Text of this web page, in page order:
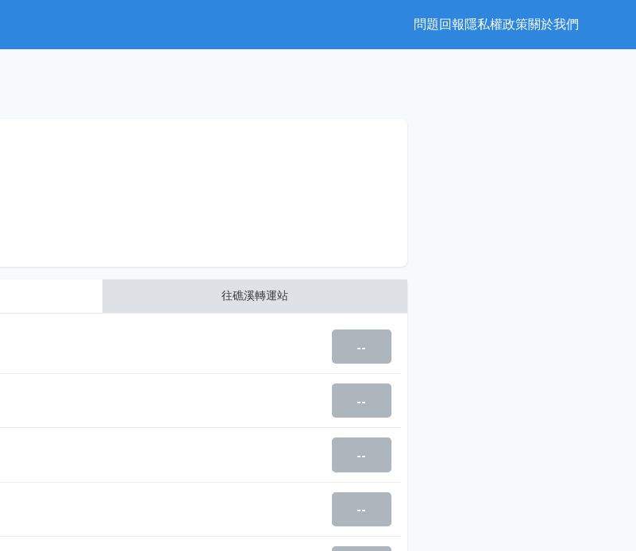
問題回報隱私權政策關於我們
往礁溪轉運站
--
--
--
--